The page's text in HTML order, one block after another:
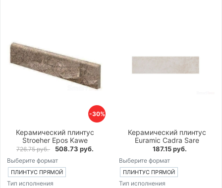
-30%
Керамический плинтус
Stroeher Epos Kawe
726.75 руб. 508.73 руб.
Выберите формат
ПЛИНТУС ПРЯМОЙ
Тип исполнения
Керамический плинтус
Euramic Cadra Sare
187.15 руб.
Выберите формат
ПЛИНТУС ПРЯМОЙ
Тип исполнения